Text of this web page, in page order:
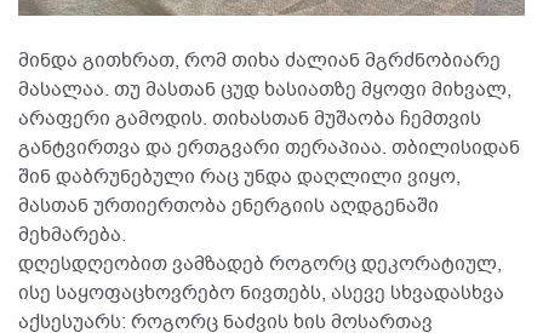
მინდა გითხრათ, რომ თიხა ძალიან მგრძნობიარე
მასალაა. თუ მასთან ცუდ ხასიათზე მყოფი მიხვალ,
არაფერი გამოდის. თიხასთან მუშაობა ჩემთვის
განტვირთვა და ერთგვარი თერაპიაა. თბილისიდან
შინ დაბრუნებული რაც უნდა დაღლილი ვიყო,
მასთან ურთიერთობა ენერგიის აღდგენაში
მეხმარება.
დღესდღეობით ვამზადებ როგორც დეკორატიულ,
ისე საყოფაცხოვრებო ნივთებს, ასევე სხვადასხვა
აქსესუარს: როგორც ნაძვის ხის მოსართავ